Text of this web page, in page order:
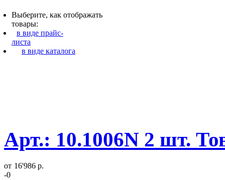
Выберите, как отображать
товары:
в виде прайс-
листа
в виде каталога
Арт.: 10.1006N 2 шт.
от 16'986 р.
-0